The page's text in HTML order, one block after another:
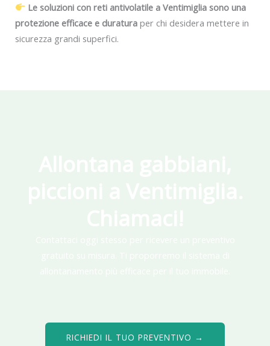
Le soluzioni con reti antivolatile a Ventimiglia sono una
protezione efficace e duratura per chi desidera mettere in
sicurezza grandi superfici.
RICHIEDI IL TUO PREVENTIVO →